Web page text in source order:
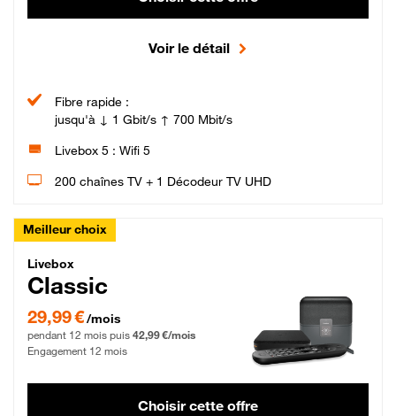
Voir le détail
Fibre rapide :
jusqu'à ↓ 1 Gbit/s ↑ 700 Mbit/s
Livebox 5 : Wifi 5
200 chaînes TV + 1 Décodeur TV UHD
Meilleur choix
Livebox Classic Fibre
Livebox
Classic
29,99 € par mois pendant 12 mois puis 42,99 € par mois, Engagement 12 mois
29,99 €/mois
pendant 12 mois puis 42,99 €/mois
Engagement 12 mois
Choisir cette offre